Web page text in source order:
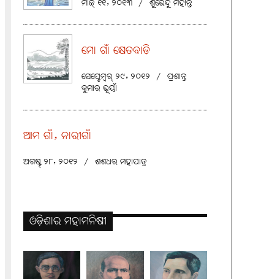
ମୋ ଗାଁ କ୍ଷେତବାଡ଼ି
ସେପ୍ଟେମ୍ବର୍ ୨୯, ୨୦୧୨ / ପ୍ରଶାନ୍ତ
କୁମାର ଭୂୟାଁ
ଆମ ଗାଁ, ନାରୀଗାଁ
ଅଗଷ୍ଟ୍ ୨୮, ୨୦୧୨ / ଶଶଧର ମହାପାତ୍ର
ଓଡ଼ିଶାର ମହାମନିଷୀ